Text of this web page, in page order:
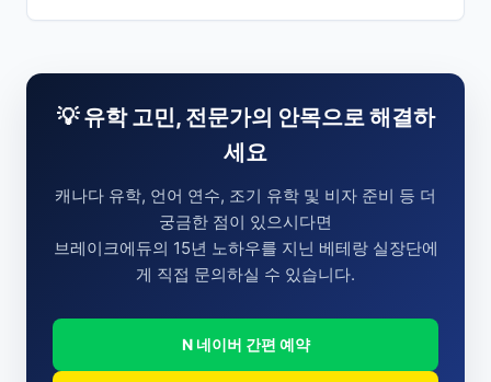
💡 유학 고민, 전문가의 안목으로 해결하
세요
캐나다 유학, 언어 연수, 조기 유학 및 비자 준비 등 더
궁금한 점이 있으시다면
브레이크에듀의 15년 노하우를 지닌 베테랑 실장단에
게 직접 문의하실 수 있습니다.
N 네이버 간편 예약